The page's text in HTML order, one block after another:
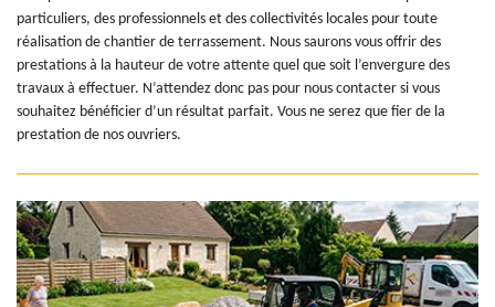
particuliers, des professionnels et des collectivités locales pour toute
réalisation de chantier de terrassement. Nous saurons vous offrir des
prestations à la hauteur de votre attente quel que soit l’envergure des
travaux à effectuer. N’attendez donc pas pour nous contacter si vous
souhaitez bénéficier d’un résultat parfait. Vous ne serez que fier de la
prestation de nos ouvriers.